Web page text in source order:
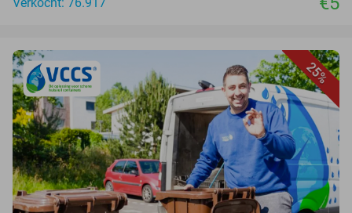
Verkocht: 76.917
25%